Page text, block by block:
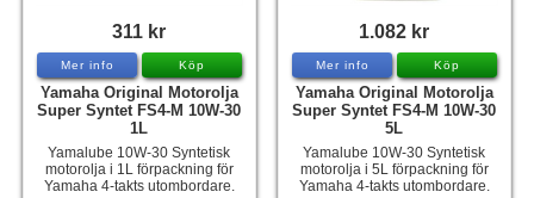
311 kr
Mer info Köp
Yamaha Original Motorolja
Super Syntet FS4-M 10W-30
1L
Yamalube 10W-30 Syntetisk
motorolja i 1L förpackning för
Yamaha 4-takts utombordare.
1.082 kr
Mer info Köp
Yamaha Original Motorolja
Super Syntet FS4-M 10W-30
5L
Yamalube 10W-30 Syntetisk
motorolja i 5L förpackning för
Yamaha 4-takts utombordare.